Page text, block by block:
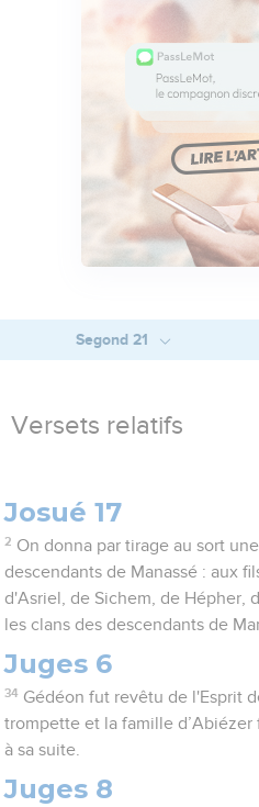
Segond 21
Versets relatifs
Josué 17
2 On donna par tirage au sort
descendants de Manassé : aux
d'Asriel, de Sichem, de Hépher,
les clans des descendants de
Juges 6
34 Gédéon fut revêtu de l'Esprit
trompette et la famille
à sa suite.
Juges 8